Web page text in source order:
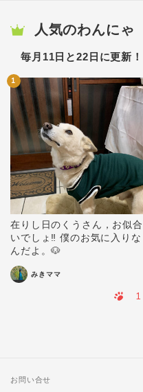
人気のわんにゃ
毎月11日と22日に更新！
1
在りし日のくうさん，お似合
いでしょ‼️ 僕のお気に入りな
んだよ。🐶
みきママ
1
お問い合せ